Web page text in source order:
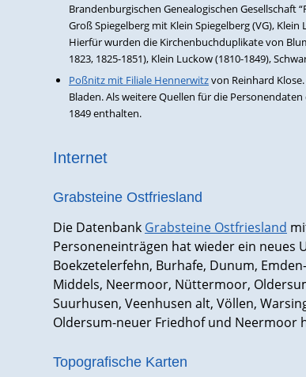
Brandenburgischen Genealogischen Gesellschaft
Groß Spiegelberg mit Klein Spiegelberg (VG),
Hierfür wurden die Kirchenbuchduplikate von
1823, 1825-1851), Klein Luckow (1810-1849),
Poßnitz mit Filiale Hennerwitzvon Reinhard
Bladen. Als weitere Quellen für die
1849 enthalten.
Internet
Grabsteine Ostfriesland
Die Datenbank Grabsteine Ostfriesland
Personeneinträgen hat wieder ein neues
Boekzetelerfehn, Burhafe, Dunum,
Middels, Neermoor, Nüttermoor,
Suurhusen, Veenhusen alt, Völlen,
Oldersum-neuer Friedhof und Neermoor
Topografische Karten